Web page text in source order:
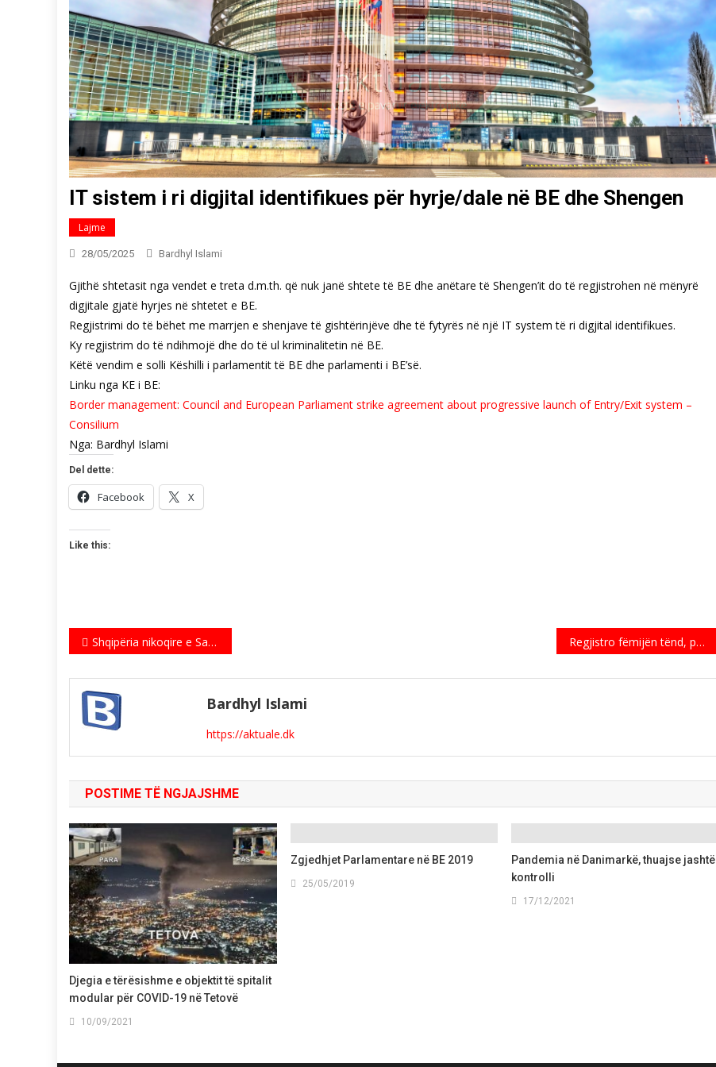
IT sistem i ri digjital identifikues për hyrje/dale në BE dhe Shengen
Lajme
28/05/2025 Bardhyl Islami
Gjithë shtetasit nga vendet e treta d.m.th. që nuk janë shtete të BE dhe anëtare të Shengen’it do të regjistrohen në mënyrë
digjitale gjatë hyrjes në shtetet e BE.
Regjistrimi do të bëhet me marrjen e shenjave të gishtërinjëve dhe të fytyrës në një IT system të ri digjital identifikues.
Ky regjistrim do të ndihmojë dhe do të ul kriminalitetin në BE.
Këtë vendim e solli Këshilli i parlamentit të BE dhe parlamenti i BE’së.
Linku nga KE i BE:
Border management: Council and European Parliament strike agreement about progressive launch of Entry/Exit system –
Consilium
Nga: Bardhyl Islami
Del dette:
Facebook X
Like this:
Indlægsnavigation
Shqipëria nikoqire e Samitit të VI të Komitetit Politik Evropian Regjistro fëmijën tënd, për mësimin FALAS në gjuhën shqipe në Kopenhagë
Bardhyl Islami
https://aktuale.dk
POSTIME TË NGJAJSHME
Djegia e tërësishme e objektit të spitalit
modular për COVID-19 në Tetovë
10/09/2021
Zgjedhjet Parlamentare në BE 2019
25/05/2019
Pandemia në Danimarkë, thuajse jashtë
kontrolli
17/12/2021